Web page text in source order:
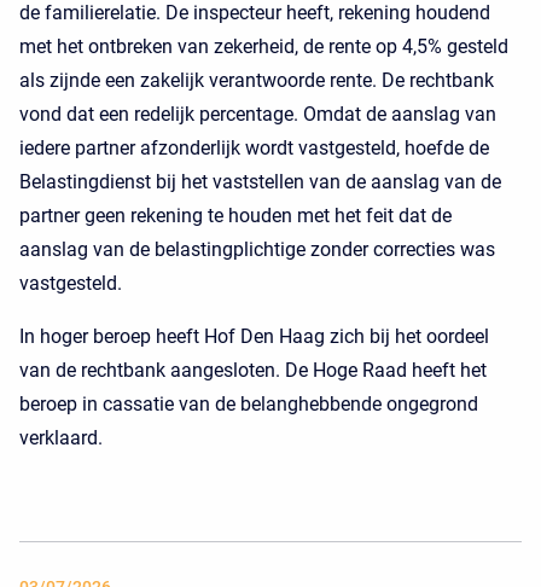
de familierelatie. De inspecteur heeft, rekening houdend
met het ontbreken van zekerheid, de rente op 4,5% gesteld
als zijnde een zakelijk verantwoorde rente. De rechtbank
vond dat een redelijk percentage. Omdat de aanslag van
iedere partner afzonderlijk wordt vastgesteld, hoefde de
Belastingdienst bij het vaststellen van de aanslag van de
partner geen rekening te houden met het feit dat de
aanslag van de belastingplichtige zonder correcties was
vastgesteld.
In hoger beroep heeft Hof Den Haag zich bij het oordeel
van de rechtbank aangesloten. De Hoge Raad heeft het
beroep in cassatie van de belanghebbende ongegrond
verklaard.